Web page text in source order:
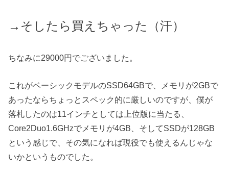
→そしたら買えちゃった（汗）
ちなみに29000円でございました。
これがベーシックモデルのSSD64GBで、メモリが2GBで
あったならちょっとスペック的に厳しいのですが、僕が
落札したのは11インチとしては上位版に当たる、
Core2Duo1.6GHzでメモリが4GB、そしてSSDが128GB
という感じで、その気になれば現役でも使えるんじゃな
いかというものでした。